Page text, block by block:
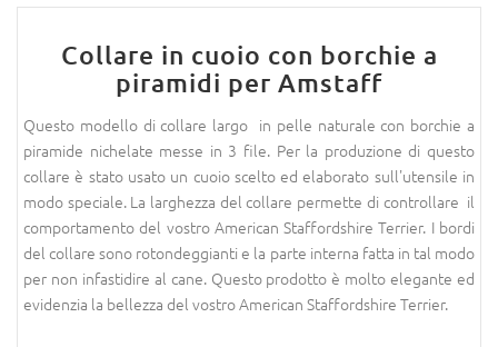
Collare in cuoio con borchie a
piramidi per Amstaff
Questo modello di collare largo in pelle naturale con borchie a
piramide nichelate messe in 3 file. Per la produzione di questo
collare è stato usato un cuoio scelto ed elaborato sull'utensile in
modo speciale. La larghezza del collare permette di controllare il
comportamento del vostro American Staffordshire Terrier. I bordi
del collare sono rotondeggianti e la parte interna fatta in tal modo
per non infastidire al cane. Questo prodotto è molto elegante ed
evidenzia la bellezza del vostro American Staffordshire Terrier.